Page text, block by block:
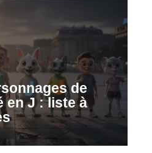
de
en J : liste à